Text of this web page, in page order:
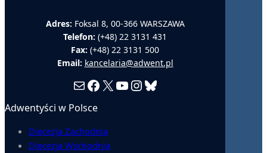
Adres: Foksal 8, 00-366 WARSZAWA
Telefon: (+48) 22 3131 431
Fax: (+48) 22 3131 500
Email: kancelaria@adwent.pl
MailFacebook
X YouTube
Instagram
Bluesky
Adwentyści w Polsce
Diecezja Zachodnia
Diecezja Wschodnia